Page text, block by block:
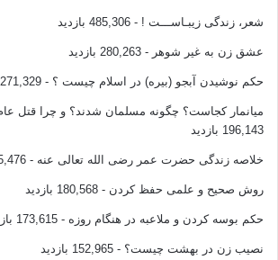
شعر، زندگی زیبـاســـت ! - 485,306 بازدید
عشق زن به غیر شوهر - 280,263 بازدید
حکم نوشیدن آبجو (بیره) در اسلام چیست ؟ - 271,329 بازدید
میانمار کجاست؟ چگونه مسلمان شدند؟ و چرا قتل
196,143 بازدید
خلاصه زندگی حضرت عمر رضی الله تعالی عنه - 185,476 بازدید
روش صحیح و علمی حفظ کردن - 180,568 بازدید
حکم بوسه کردن و ملاعبه در هنگام روزه - 173,615 بازدید
نصیب زن در بهشت چیست؟ - 152,965 بازدید